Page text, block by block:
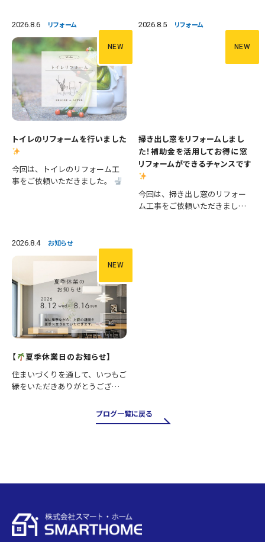
2026.8.6 リフォーム
NEW
トイレのリフォームを行いました
今回は、トイレのリフォーム工
事をご依頼いただきました。
わせて壁と床も張り…
2026.8.5 リフォーム
NEW
掃き出し窓をリフォームしまし
た！補助金を活用してお得に窓
リフォームができるチャンスです
今回は、掃き出し窓のリフォー
ム工事をご依頼いただきまし
2026.8.4 お知らせ
NEW
【
夏季休業日のお知らせ】
住まいづくりを通して、いつもご
縁をいただきありがとうござい
期間を夏季休業とさせていただ
きます。 ■休業期間 8月12日
ブログ一覧に戻る